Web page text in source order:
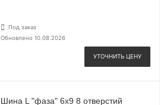
Под заказ
Обновлено 10.08.2026
УТОЧНИТЬ ЦЕНУ
Шина L "фаза" 6х9 8 отверстий